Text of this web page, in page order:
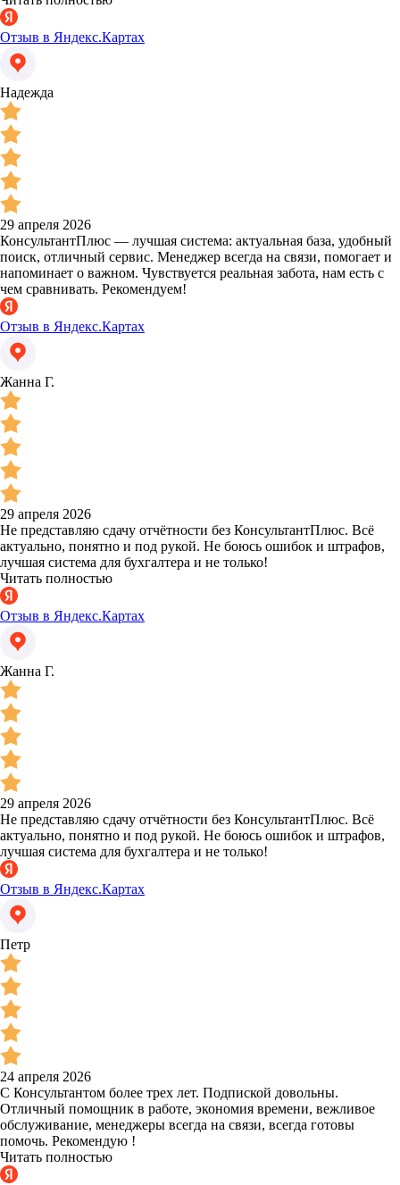
Отзыв в Яндекс.Картах
Надежда
29 апреля 2026
КонсультантПлюс — лучшая система: актуальная база, удобный
поиск, отличный сервис. Менеджер всегда на связи, помогает и
напоминает о важном. Чувствуется реальная забота, нам есть с
чем сравнивать. Рекомендуем!
Отзыв в Яндекс.Картах
Жанна Г.
29 апреля 2026
Не представляю сдачу отчётности без КонсультантПлюс. Всё
актуально, понятно и под рукой. Не боюсь ошибок и штрафов,
лучшая система для бухгалтера и не только!
Читать полностью
Отзыв в Яндекс.Картах
Жанна Г.
29 апреля 2026
Не представляю сдачу отчётности без КонсультантПлюс. Всё
актуально, понятно и под рукой. Не боюсь ошибок и штрафов,
лучшая система для бухгалтера и не только!
Отзыв в Яндекс.Картах
Петр
24 апреля 2026
С Консультантом более трех лет. Подпиской довольны.
Отличный помощник в работе, экономия времени, вежливое
обслуживание, менеджеры всегда на связи, всегда готовы
помочь. Рекомендую !
Читать полностью